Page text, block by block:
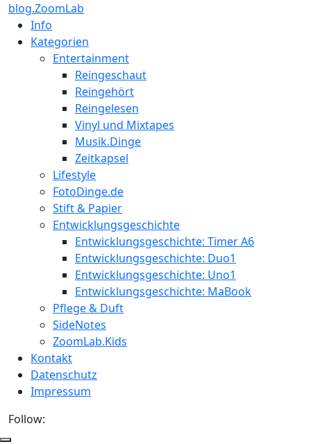
blog.ZoomLab
Info
Kategorien
Entertainment
Reingeschaut
Reingehört
Reingelesen
Vinyl und Mixtapes
Musik.Dinge
Zeitkapsel
Lifestyle
FotoDinge.de
Stift & Papier
Entwicklungsgeschichte
Entwicklungsgeschichte: Timer A6
Entwicklungsgeschichte: Duo1
Entwicklungsgeschichte: Uno1
Entwicklungsgeschichte: MaBook
Pflege & Duft
SideNotes
ZoomLab.Kids
Kontakt
Datenschutz
Impressum
Follow: